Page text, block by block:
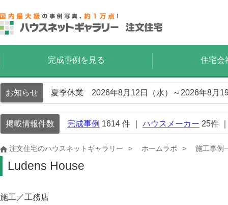
完成事例を見る 住宅会
お知らせ 夏季休業 2026年8月12日（水）～2026年8月
掲載情報件数 完成事例 1614 件 ｜ ハウスメーカー 25件
注文住宅のハウスネットギャラリー ホームラボ 施工事例
Ludens House
施工／工務店